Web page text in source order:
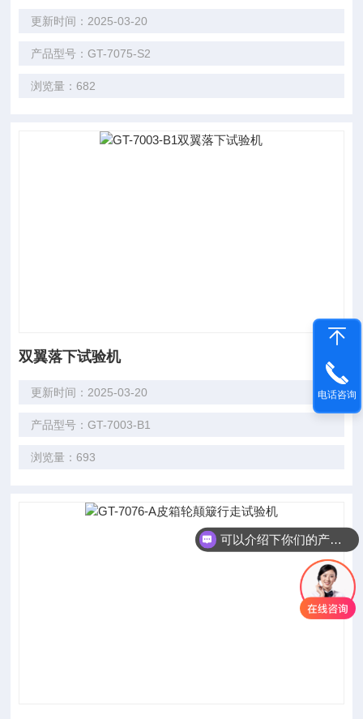
更新时间：2025-03-20
产品型号：GT-7075-S2
浏览量：682
双翼落下试验机
更新时间：2025-03-20
产品型号：GT-7003-B1
浏览量：693
电话咨询
可以介绍下你们的产品么